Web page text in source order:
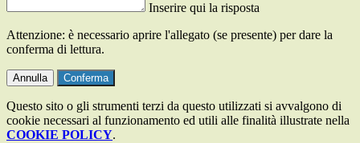
Inserire qui la risposta
Attenzione: è necessario aprire l'allegato (se presente) per dare la
conferma di lettura.
Annulla Conferma
Questo sito o gli strumenti terzi da questo utilizzati si avvalgono di
cookie necessari al funzionamento ed utili alle finalità illustrate nella
COOKIE POLICY.